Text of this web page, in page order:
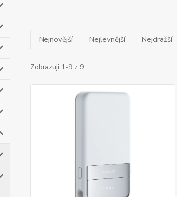
Nejnovější Nejlevnější Nejdražší
Zobrazuji 1-9 z 9